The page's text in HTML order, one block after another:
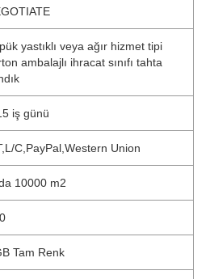
yastıklı veya ağır hizmet tipi
ambalajlı ihracat sınıfı tahta
iş günü
C,PayPal,Western Union
10000 m2
Tam Renk